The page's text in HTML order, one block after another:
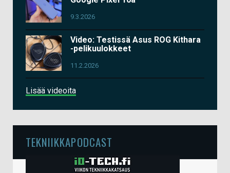
9.3.2026
Video: Testissä Asus ROG Kithara
-pelikuulokkeet
11.2.2026
Lisää videoita
TEKNIIKKAPODCAST